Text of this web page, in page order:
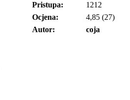
Pristupa:
1212
Ocjena:
4,85 (27)
Autor:
coja